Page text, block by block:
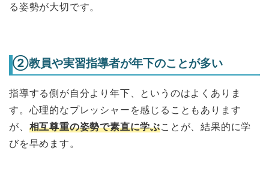
る姿勢が大切です。
②教員や実習指導者が年下のことが多い
指導する側が自分より年下、というのはよくありま
す。心理的なプレッシャーを感じることもあります
が、 相互尊重の姿勢で素直に学ぶことが、結果的に学
びを早めます。